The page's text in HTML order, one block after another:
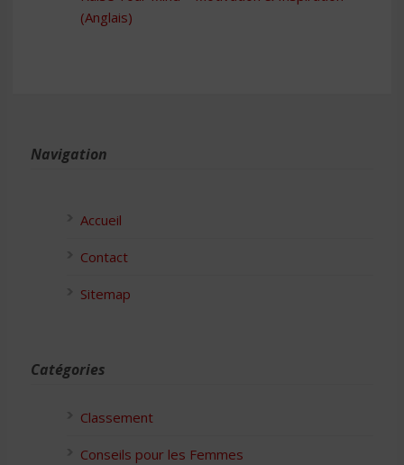
(Anglais)
Navigation
Accueil
Contact
Sitemap
Catégories
Classement
Conseils pour les Femmes